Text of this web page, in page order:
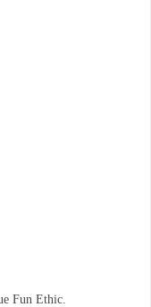
Fun Ethic.